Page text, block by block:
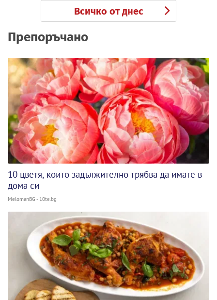
Всичко от днес
Препоръчано
10 цветя, които задължително трябва да имате в
дома си
MelomanBG - 10te.bg